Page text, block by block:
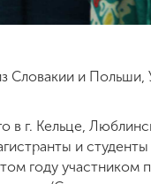
Словакии и Польши,
в г. Кельце,
и
году участником